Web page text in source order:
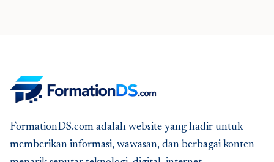
FormationDS.com adalah website yang hadir untuk
memberikan informasi, wawasan, dan berbagai konten